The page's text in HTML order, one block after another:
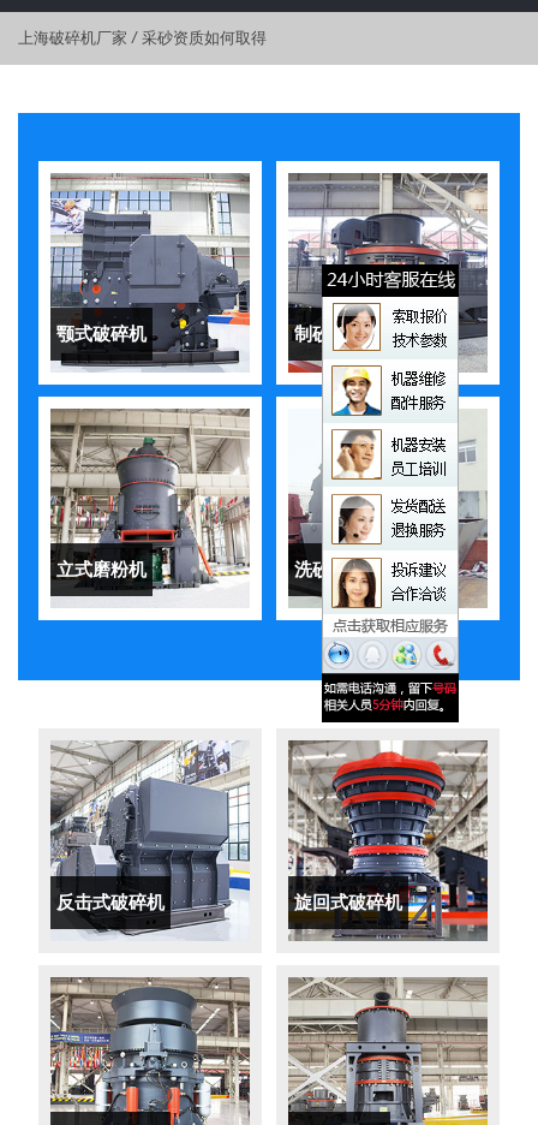
上海破碎机厂家 / 采砂资质如何取得
颚式破碎机 制砂机
立式磨粉机 洗砂机
反击式破碎机 旋回式破碎机